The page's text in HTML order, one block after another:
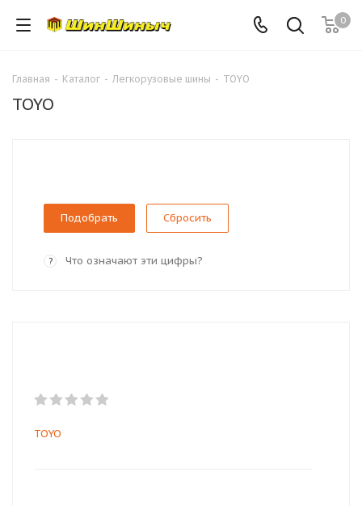
0
Главная - Каталог - Легкорузовые шины - TOYO
TOYO
Сбросить
? Что означают эти цифры?
TOYO